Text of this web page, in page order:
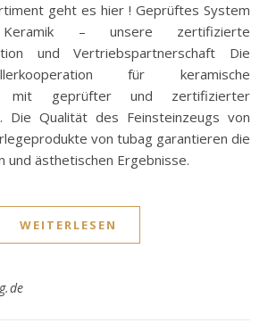
geht es hier ! Geprüftes System
– unsere zertifizierte
und Vertriebspartnerschaft Die
für keramische
mit geprüfter und zertifizierter
Die Qualität des Feinsteinzeugs von
von tubag garantieren die
und ästhetischen Ergebnisse.
WEITERLESEN